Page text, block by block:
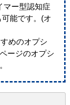
マー型認知症
能です。(オ
めのオプシ
ージのオプシ